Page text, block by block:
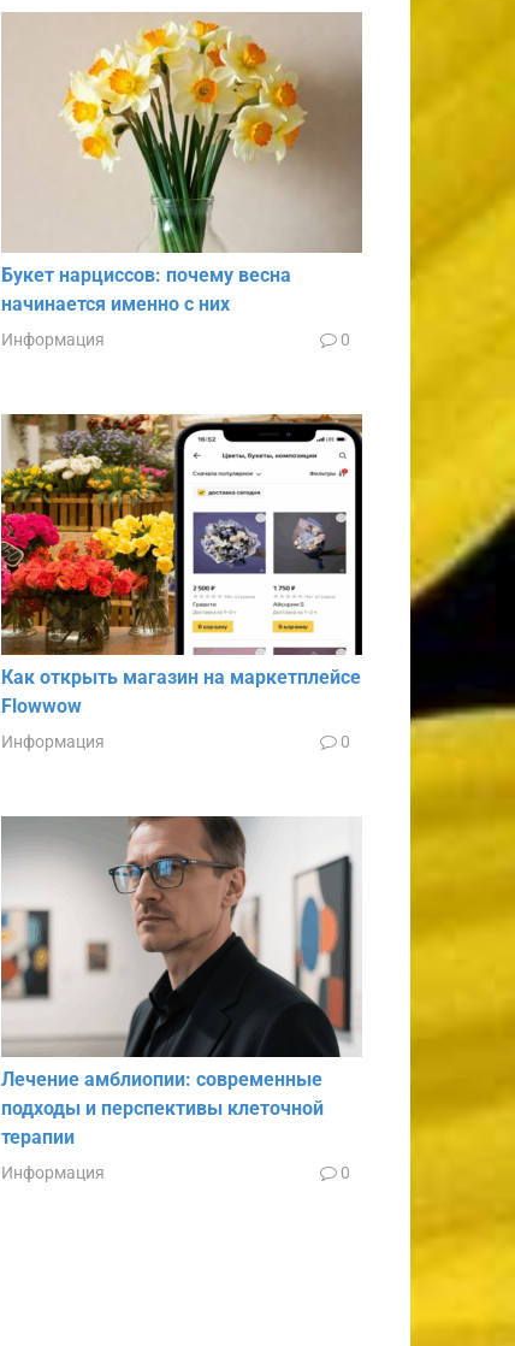
Букет нарциссов: почему весна
начинается именно с них
Информация 0
Как открыть магазин на маркетплейсе
Flowwow
Информация 0
Лечение амблиопии: современные
подходы и перспективы клеточной
терапии
Информация 0